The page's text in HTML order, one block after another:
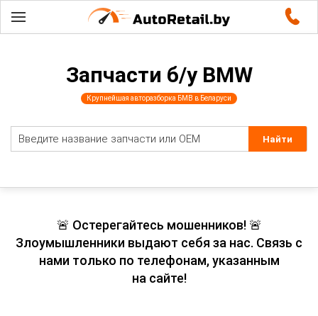
Запчасти б/у BMW
Крупнейшая авторазборка БМВ в Беларуси
🚨 Остерегайтесь мошенников! 🚨
Злоумышленники выдают себя за нас. Связь с
нами только по телефонам, указанным
на сайте!